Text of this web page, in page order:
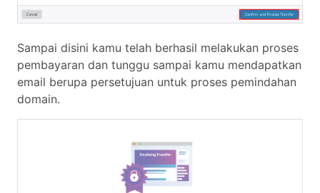
Sampai disini kamu telah berhasil melakukan proses
pembayaran dan tunggu sampai kamu mendapatkan
email berupa persetujuan untuk proses pemindahan
domain.